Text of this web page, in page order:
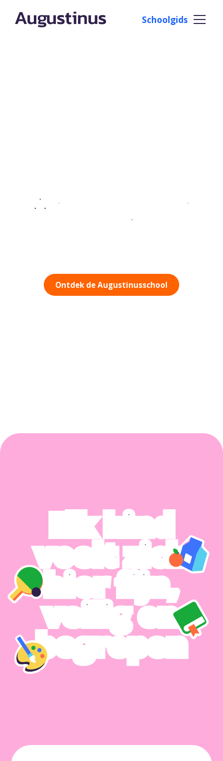
Schoolgids
Welkom op de
Augustinus
Ontdek de Augustinusschool
Elk kind
voelt zich
hier fijn,
veilig en
begrepen